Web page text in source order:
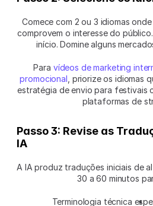
Comece com 2 ou 3 idiomas
comprovem o interesse do
início. Domine alguns
Para vídeos de marketing
promocional , priorize os idiomas
estratégia de envio para festivais
plataformas de
Passo 3: Revise as
IA
A IA produz traduções iniciais de
30 a 60 minutos
Terminologia técnica